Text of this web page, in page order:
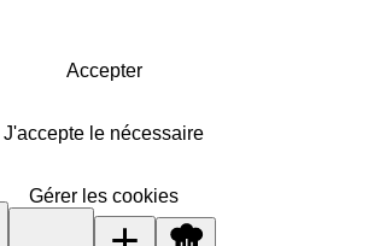
Accepter
J'accepte le nécessaire
Gérer les cookies